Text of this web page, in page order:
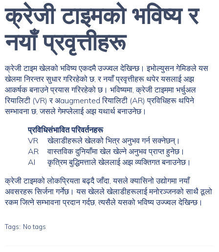
क्रेजी टाइमको भविष्य र
नयाँ प्रवृत्तीहरू
क्रेजी टाइम खेलको भविष्य एकदमै उज्ज्वल देखिन्छ। इभोल्युसन गेमिङले यस
खेलमा निरन्तर सुधार गरिरहेको छ, र नयाँ प्रवृत्तीहरू थपेर यसलाई अझ
आकर्षक बनाउने प्रयास गरिरहेको छ। भविष्यमा, क्रेजी टाइममा भर्चुअल
रियालिटी (VR) र अaugmented रियालिटी (AR) प्रविधिहरू थपिने
सम्भावना छ, जसले गेमप्लेलाई अझ यथार्थ बनाउनेछ।
प्रविधिसंभावित परिवर्तनहरू
VR
खेलाडीहरूले खेलको भित्र अनुभव गर्न सक्नेछन्।
AR
वास्तविक दुनियाँमा खेल खेल्ने अनुभव प्राप्त हुनेछ।
AI
कृत्रिम बुद्धिमत्ताले खेललाई अझ व्यक्तिगत बनाउनेछ।
क्रेजी टाइमको लोकप्रियता बढ्दै जाँदा, यसले क्यासिनो उद्योगमा नयाँ
अवसरहरू सिर्जना गर्नेछ। यस खेलले खेलाडीहरूलाई मनोरञ्जनको साथै ठूलो
रकम जित्ने सम्भावना प्रदान गर्दछ, त्यसैले यसको भविष्य उज्ज्वल देखिन्छ।
Tags: No tags